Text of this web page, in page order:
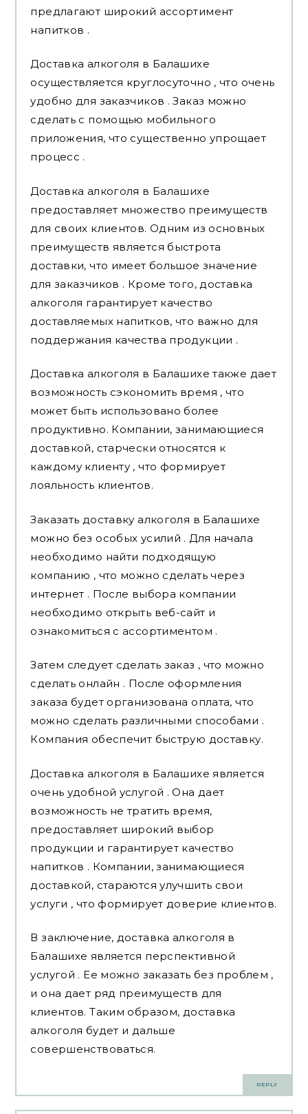
предлагают широкий ассортимент
напитков .
Доставка алкоголя в Балашихе
осуществляется круглосуточно , что очень
удобно для заказчиков . Заказ можно
сделать с помощью мобильного
приложения, что существенно упрощает
процесс .
Доставка алкоголя в Балашихе
предоставляет множество преимуществ
для своих клиентов. Одним из основных
преимуществ является быстрота
доставки, что имеет большое значение
для заказчиков . Кроме того, доставка
алкоголя гарантирует качество
доставляемых напитков, что важно для
поддержания качества продукции .
Доставка алкоголя в Балашихе также дает
возможность сэкономить время , что
может быть использовано более
продуктивно. Компании, занимающиеся
доставкой, старчески относятся к
каждому клиенту , что формирует
лояльность клиентов.
Заказать доставку алкоголя в Балашихе
можно без особых усилий . Для начала
необходимо найти подходящую
компанию , что можно сделать через
интернет . После выбора компании
необходимо открыть веб-сайт и
ознакомиться с ассортиментом .
Затем следует сделать заказ , что можно
сделать онлайн . После оформления
заказа будет организована оплата, что
можно сделать различными способами .
Компания обеспечит быструю доставку.
Доставка алкоголя в Балашихе является
очень удобной услугой . Она дает
возможность не тратить время,
предоставляет широкий выбор
продукции и гарантирует качество
напитков . Компании, занимающиеся
доставкой, стараются улучшить свои
услуги , что формирует доверие клиентов.
В заключение, доставка алкоголя в
Балашихе является перспективной
услугой . Ее можно заказать без проблем ,
и она дает ряд преимуществ для
клиентов. Таким образом, доставка
алкоголя будет и дальше
совершенствоваться.
REPLY